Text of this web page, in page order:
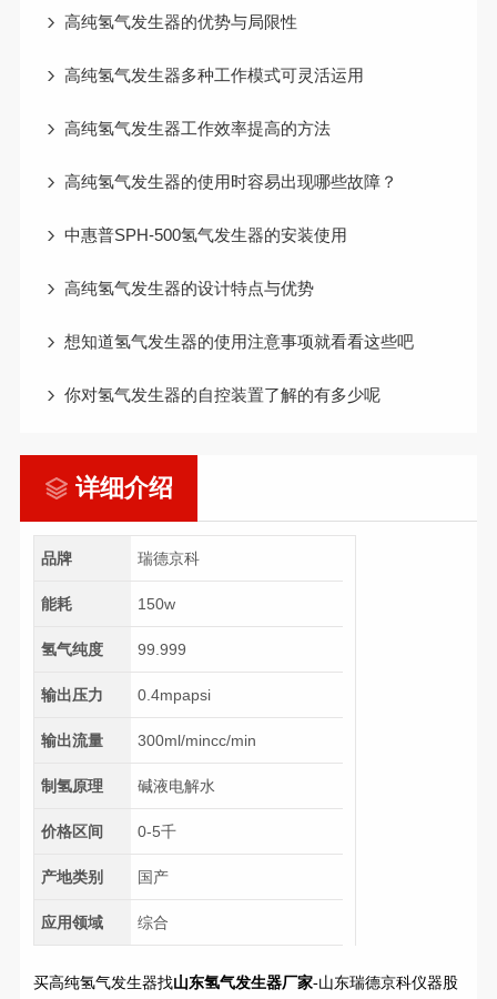
高纯氢气发生器的优势与局限性
高纯氢气发生器多种工作模式可灵活运用
高纯氢气发生器工作效率提高的方法
高纯氢气发生器的使用时容易出现哪些故障？
中惠普SPH-500氢气发生器的安装使用
高纯氢气发生器的设计特点与优势
想知道氢气发生器的使用注意事项就看看这些吧
你对氢气发生器的自控装置了解的有多少呢
详细介绍
品牌 瑞德京科
能耗 150w
氢气纯度 99.999
输出压力 0.4mpapsi
输出流量 300ml/mincc/min
制氢原理 碱液电解水
价格区间 0-5千
产地类别 国产
应用领域 综合
买高纯氢气发生器找山东氢气发生器厂家-山东瑞德京科仪器股